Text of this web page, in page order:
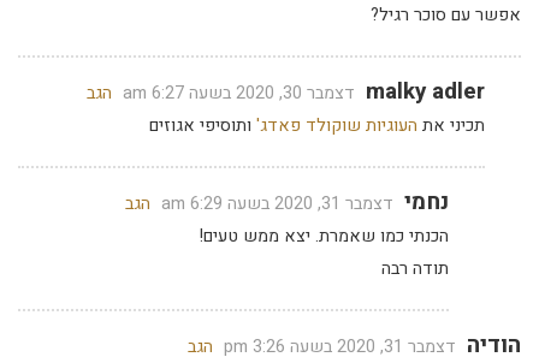
אפשר עם סוכר רגיל?
malky adler דצמבר 30, 2020 בשעה 6:27 am
הגב
תכיני את העוגיות שוקולד פאדג' ותוסיפי אגוזים
נחמי דצמבר 31, 2020 בשעה 6:29 am
הגב
הכנתי כמו שאמרת. יצא ממש טעים!
תודה רבה
הודיה דצמבר 31, 2020 בשעה 3:26 pm
הגב